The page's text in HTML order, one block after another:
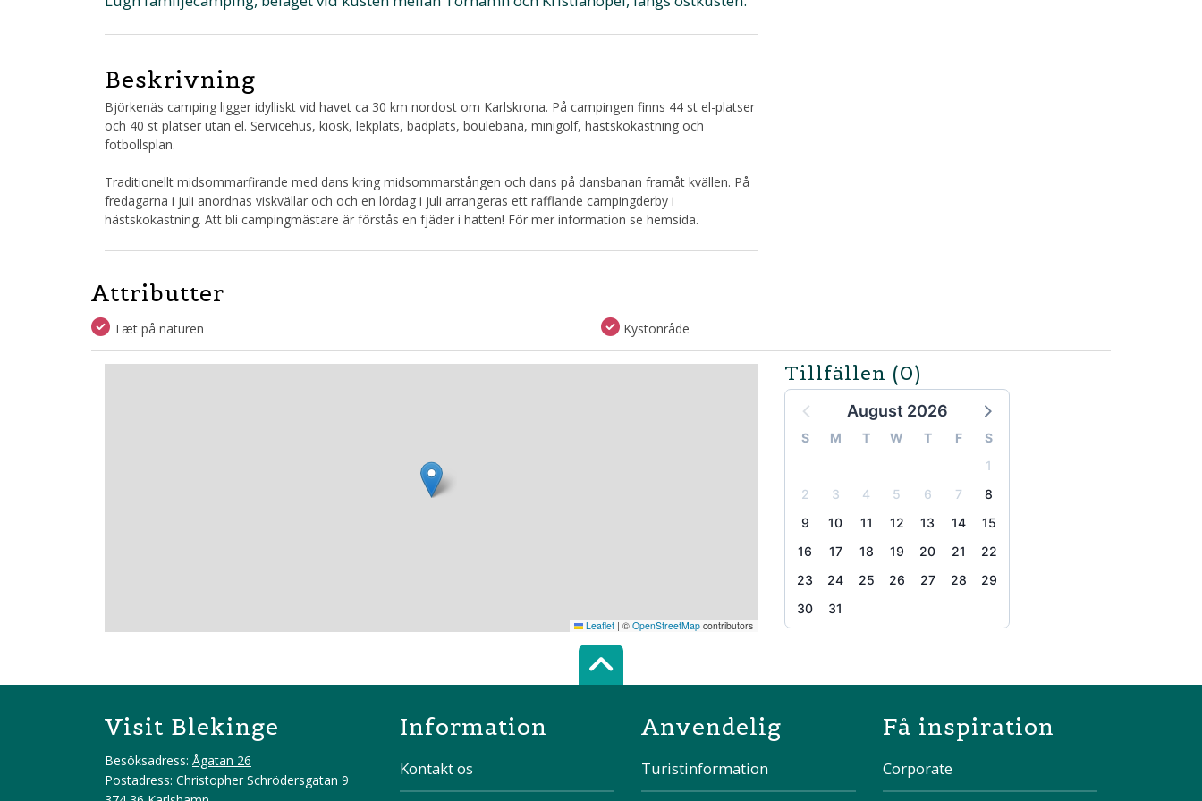
Beskrivning
Björkenäs camping ligger idylliskt vid havet ca 30 km nordost om Karlskrona. På campingen finns 44 st el-platser
och 40 st platser utan el. Servicehus, kiosk, lekplats, badplats, boulebana, minigolf, hästskokastning och
fotbollsplan.
Traditionellt midsommarfirande med dans kring midsommarstången och dans på dansbanan framåt kvällen. På
fredagarna i juli anordnas viskvällar och och en lördag i juli arrangeras ett rafflande campingderby i
hästskokastning. Att bli campingmästare är förstås en fjäder i hatten! För mer information se hemsida.
Attributter
Tæt på naturen Kystonråde
Tillfällen (0)
August 2026
S M T W T F
S
1
2
3 4 5 6 7
8
9
10 11 12 13 14
15
16
17 18 19 20 21
22
23
24 25 26 27 28
29
30
31
Leaflet | © OpenStreetMap contributors
Scroll top of the page
Visit Blekinge
Besöksadress: Ågatan 26
Postadress: Christopher Schrödersgatan 9
Information
Kontakt os
Anvendelig
Turistinformation
Få inspiration
Corporate